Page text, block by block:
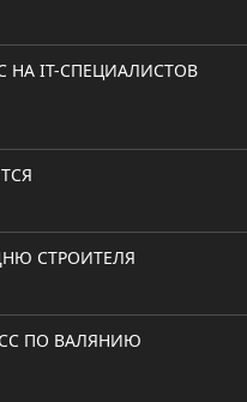
НА IT-СПЕЦИАЛИСТОВ
СТРОИТЕЛЯ
ПО ВАЛЯНИЮ